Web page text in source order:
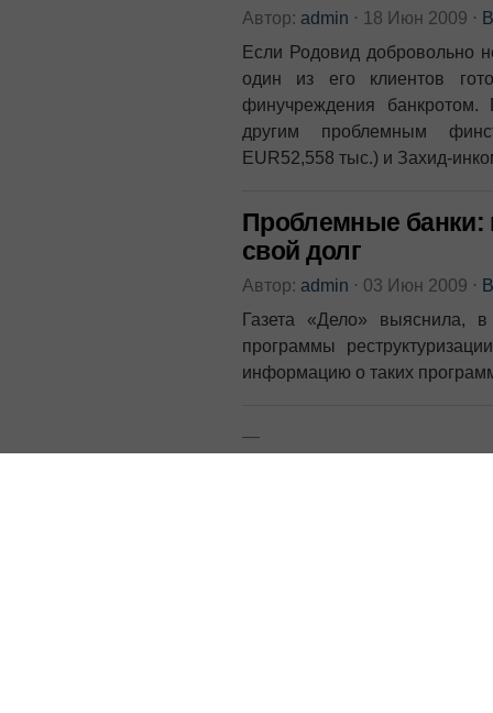
Автор: admin ⋅ 18 Июн 2009 ⋅
Если Родовид добровольно
один из его клиентов
финучреждения
другим проблемным
EUR52,558 тыс.) и Захид-
Проблемные банки:
свой долг
Автор: admin ⋅ 03 Июн 2009 ⋅
Газета «Дело» выяснила,
программы
информацию о таких
—